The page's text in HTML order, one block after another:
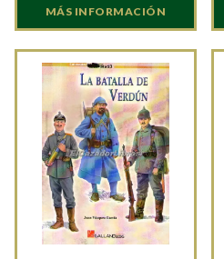
MÁS INFORMACIÓN